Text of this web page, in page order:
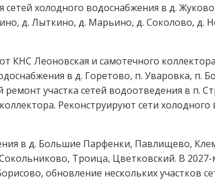
холодного водоснабжения в д.
д. Лыткино, д. Марьино, д. Соколово, д.
Леоновская и самотечного
в д. Горетово, п. Уваровка, п.
участка сетей водоотведения в п.
Реконструируют сети
в д. Большие Парфенки, Павлищево,
Троица, Цветковский. В 2027-
обновление нескольких участков